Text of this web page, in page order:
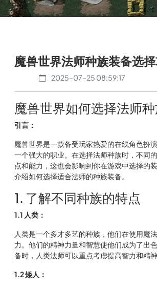
魔兽世界法师种族装备选
2025-07-25 08:59:17
魔兽世界如何选择法师
引言：
魔兽世界是一款备受玩家热爱的在线角色扮
一个强大的职业。在选择法师种族时，不同
点和能力，这也会影响到你在游戏中选择的
介绍如何选择适合法师的种族装备。
1. 了解不同种族的特点
1.1 人类：
人类是一个多才多艺的种族，他们在使用魔
力。他们的精神力量和智慧使他们成为了出
备时，人类法师可以重点考虑提高智力和精神
1.2 矮人：